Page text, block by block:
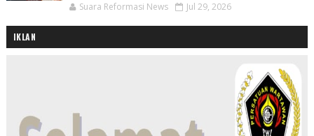
Suara Reformasi News Jul 29, 2026
IKLAN